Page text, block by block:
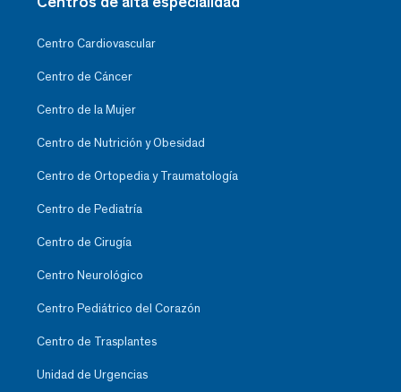
Centro Cardiovascular
Centro de Cáncer
Centro de la Mujer
Centro de Nutrición y Obesidad
Centro de Ortopedia y Traumatología
Centro de Pediatría
Centro de Cirugía
Centro Neurológico
Centro Pediátrico del Corazón
Centro de Trasplantes
Unidad de Urgencias